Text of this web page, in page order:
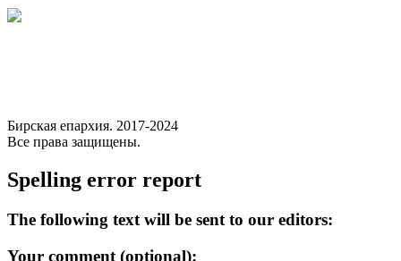
Бирская епархия. 2017-2024
Все права защищены.
Spelling error report
The following text will be sent to our editors:
Your comment (optional):